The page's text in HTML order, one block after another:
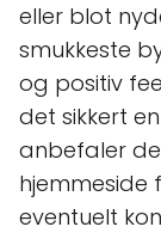
eller blot
smukkeste
og positiv
det sikkert
anbefaler
hjemmeside
eventuelt